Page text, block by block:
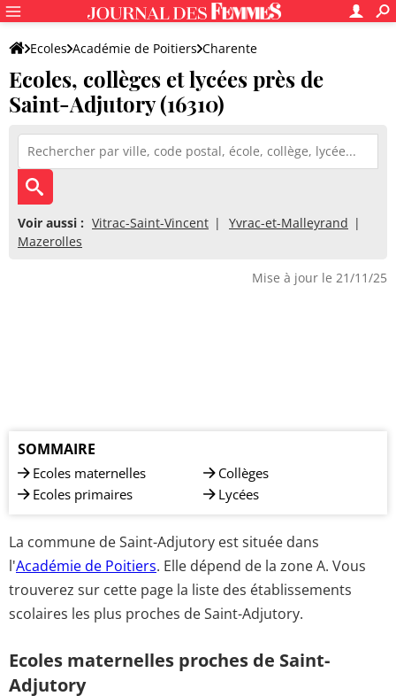
Ecoles Académie de Poitiers Charente
Ecoles, collèges et lycées près de
Saint-Adjutory (16310)
Voir aussi : Vitrac-Saint-Vincent
Yvrac-et-Malleyrand
Mazerolles
Mise à jour le 21/11/25
SOMMAIRE
Ecoles maternelles
Ecoles primaires
Collèges
Lycées
La commune de Saint-Adjutory est située dans
l'Académie de Poitiers. Elle dépend de la zone A. Vous
trouverez sur cette page la liste des établissements
scolaires les plus proches de Saint-Adjutory.
Ecoles maternelles proches de Saint-
Adjutory